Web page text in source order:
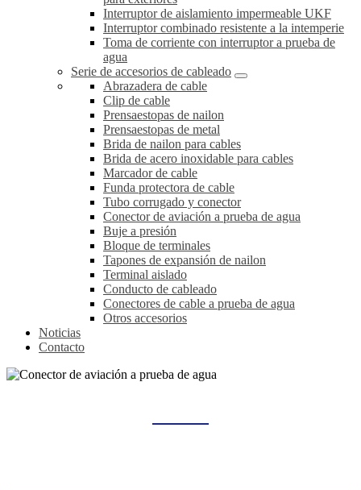
Interruptor de aislamiento impermeable UKF
Interruptor combinado resistente a la intemperie
Toma de corriente con interruptor a prueba de
agua
Serie de accesorios de cableado
Abrazadera de cable
Clip de cable
Prensaestopas de nailon
Prensaestopas de metal
Brida de nailon para cables
Brida de acero inoxidable para cables
Marcador de cable
Funda protectora de cable
Tubo corrugado y conector
Conector de aviación a prueba de agua
Buje a presión
Bloque de terminales
Tapones de expansión de nailon
Terminal aislado
Conducto de cableado
Conectores de cable a prueba de agua
Otros accesorios
Noticias
Contacto